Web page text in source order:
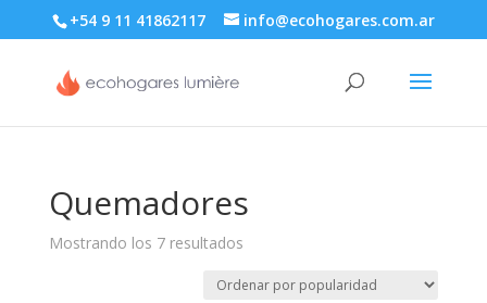
+54 9 11 41862117 info@ecohogares.com.ar
Quemadores
Mostrando los 7 resultadosOrdenado
popularidad